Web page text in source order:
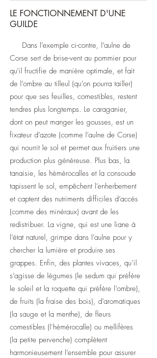
LE FONCTIONNEMENT D'UNE
GUILDE
Dans l’exemple ci-contre, l’aulne de
Corse sert de brise-vent au pommier pour
qu'il fructifie de manière optimale, et fait
de l’ombre au tilleul (qu’on pourra tailler)
pour que ses feuilles, comestibles, restent
tendres plus longtemps. Le caraganier,
dont on peut manger les gousses, est un
fixateur d’azote (comme l’aulne de Corse)
qui nourrit le sol et permet aux fruitiers une
production plus généreuse. Plus bas, la
tanaisie, les hémérocalles et la consoude
tapissent le sol, empêchent l’enherbement
et captent des nutriments difficiles d’accès
(comme des minéraux) avant de les
redistribuer. La vigne, qui est une liane à
l’état naturel, grimpe dans l’aulne pour y
chercher la lumière et produire ses
grappes. Enfin, des plantes vivaces, qu’il
s’agisse de légumes (le sedum qui préfère
le soleil et la roquette qui préfère l’ombre),
de fruits (la fraise des bois), d’aromatiques
(la sauge et la menthe), de fleurs
comestibles (l’hémérocalle) ou mellifères
(la petite pervenche) complètent
harmonieusement l’ensemble pour assurer